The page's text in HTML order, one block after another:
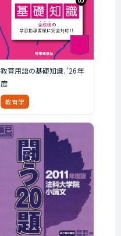
教育用語の基礎知識. '26年
度
教育学